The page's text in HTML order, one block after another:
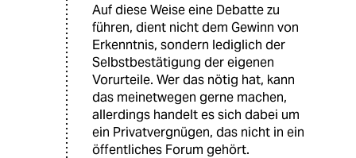
Auf diese Weise eine Debatte zu
führen, dient nicht dem Gewinn von
Erkenntnis, sondern lediglich der
Selbstbestätigung der eigenen
Vorurteile. Wer das nötig hat, kann
das meinetwegen gerne machen,
allerdings handelt es sich dabei um
ein Privatvergnügen, das nicht in ein
öffentliches Forum gehört.